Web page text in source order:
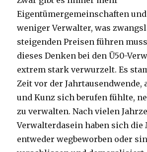
Eigentümergemeinschaften
weniger Verwalter, was
steigenden Preisen führen
dieses Denken bei den Ü50-
extrem stark verwurzelt. Es
Zeit vor der Jahrtausendwende,
und Kunz sich berufen fühlte,
zu verwalten. Nach vielen
Verwalterdasein haben sich
entweder wegbeworben oder